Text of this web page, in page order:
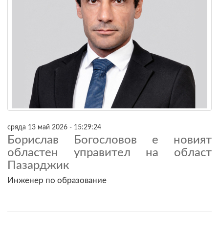
сряда 13 май 2026 - 15:29:24
Борислав Богословов е новият
областен управител на област
Пазарджик
Инженер по образование